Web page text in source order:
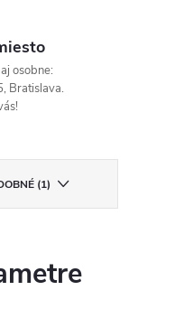
osobne:
Bratislava.
(1)